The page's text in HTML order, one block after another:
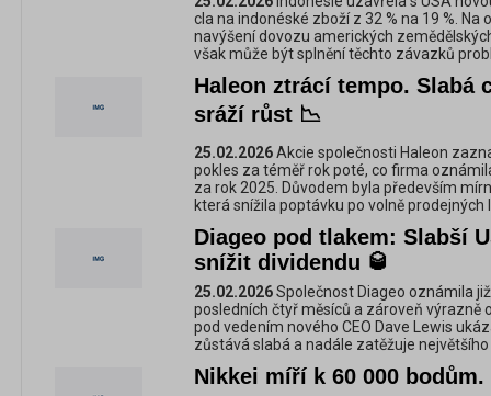
cla na indonéské zboží z 32 % na 19 %.
navýšení dovozu amerických
však může být splnění těchto závazků
Haleon ztrácí tempo. Slabá
sráží růst 📉
25.02.2026Akcie společnosti Haleon
pokles za téměř rok poté, co firma
za rok 2025. Důvodem byla především
která snížila poptávku po volně prodejných
Diageo pod tlakem: Slabší
snížit dividendu 🥃
25.02.2026Společnost Diageo oznámila
posledních čtyř měsíců a zároveň výrazně
pod vedením nového CEO Dave Lewis
zůstává slabá a nadále zatěžuje
Nikkei míří k 60 000